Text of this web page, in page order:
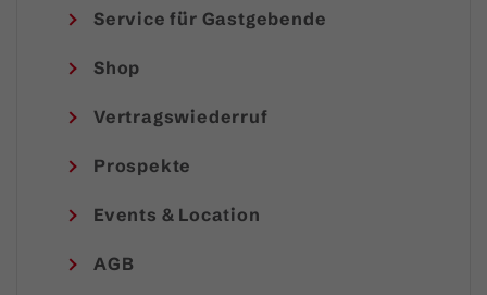
Service für Gastgebende
Shop
Vertragswiederruf
Prospekte
Events & Location
AGB